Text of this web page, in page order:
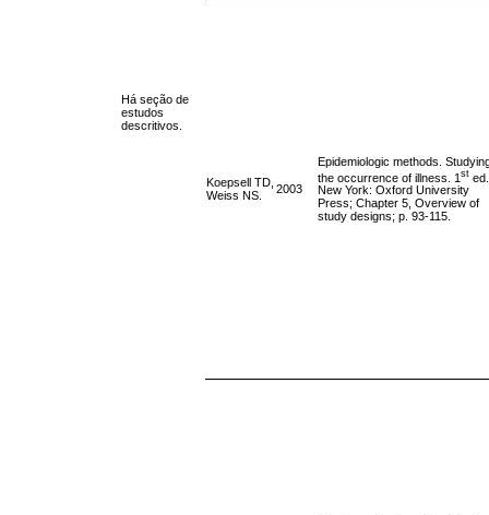
Há seção de
estudos
descritivos.
Koepsell TD,
Weiss NS.
2003
Epidemiologic methods.
the occurrence of illness. 1 st ed.
New York: Oxford University
Press; Chapter 5, Overview of
study designs; p. 93-115.